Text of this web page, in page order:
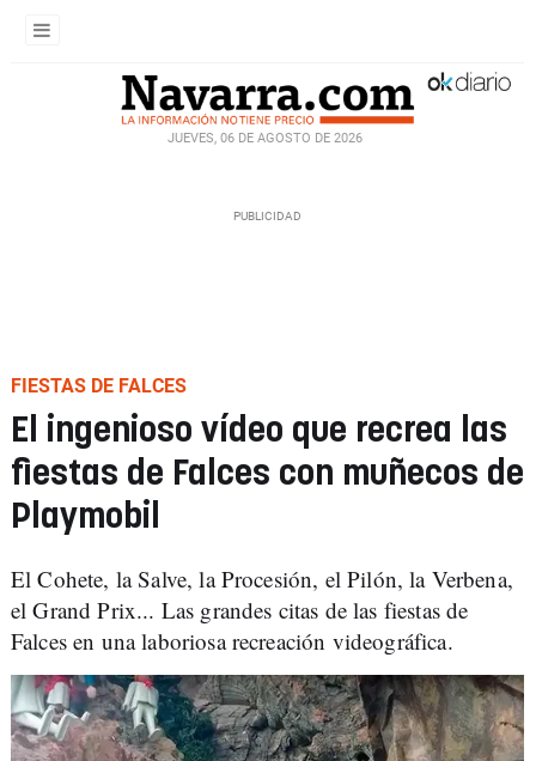
JUEVES, 06 DE AGOSTO DE 2026
FIESTAS DE FALCES
El ingenioso vídeo que recrea las
fiestas de Falces con muñecos de
Playmobil
El Cohete, la Salve, la Procesión, el Pilón, la Verbena,
el Grand Prix... Las grandes citas de las fiestas de
Falces en una laboriosa recreación videográfica.